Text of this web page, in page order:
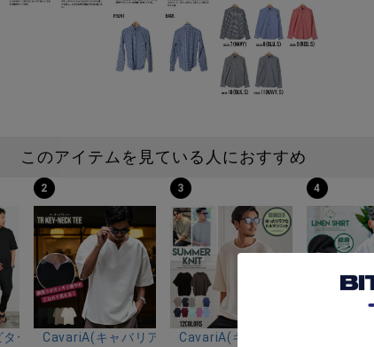
このアイテムを見ている人におすすめ
ーセレクト)接触冷感スーパーストレッチバンドカラー半袖シ
2
CavariA(キャバリア)キーネック半袖Tシャツ/全4色
3
CavariA(キャバリア)12Gミラノ
4